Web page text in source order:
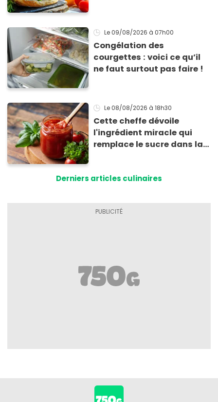
Le 09/08/2026 à 07h00
Congélation des
courgettes : voici ce qu’il
ne faut surtout pas faire !
Le 08/08/2026 à 18h30
Cette cheffe dévoile
l'ingrédient miracle qui
remplace le sucre dans la
Derniers articles culinaires